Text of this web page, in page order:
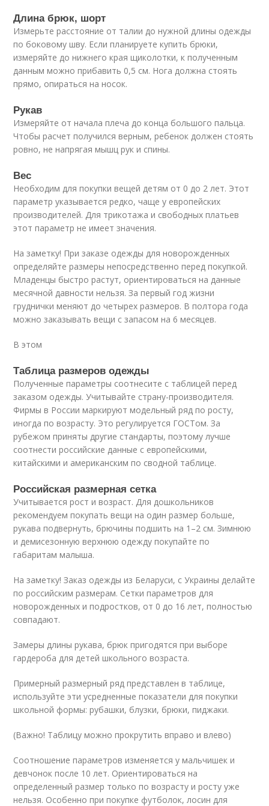
Длина брюк, шорт
Измерьте расстояние от талии до нужной длины одежды
по боковому шву. Если планируете купить брюки,
измеряйте до нижнего края щиколотки, к полученным
данным можно прибавить 0,5 см. Нога должна стоять
прямо, опираться на носок.
Рукав
Измеряйте от начала плеча до конца большого пальца.
Чтобы расчет получился верным, ребенок должен стоять
ровно, не напрягая мышц рук и спины.
Вес
Необходим для покупки вещей детям от 0 до 2 лет. Этот
параметр указывается редко, чаще у европейских
производителей. Для трикотажа и свободных платьев
этот параметр не имеет значения.
На заметку! При заказе одежды для новорожденных
определяйте размеры непосредственно перед покупкой.
Младенцы быстро растут, ориентироваться на данные
месячной давности нельзя. За первый год жизни
груднички меняют до четырех размеров. В полтора года
можно заказывать вещи с запасом на 6 месяцев.
В этом
Таблица размеров одежды
Полученные параметры соотнесите с таблицей перед
заказом одежды. Учитывайте страну-производителя.
Фирмы в России маркируют модельный ряд по росту,
иногда по возрасту. Это регулируется ГОСТом. За
рубежом приняты другие стандарты, поэтому лучше
соотнести российские данные с европейскими,
китайскими и американским по сводной таблице.
Российская размерная сетка
Учитывается рост и возраст. Для дошкольников
рекомендуем покупать вещи на один размер больше,
рукава подвернуть, брючины подшить на 1–2 см. Зимнюю
и демисезонную верхнюю одежду покупайте по
габаритам малыша.
На заметку! Заказ одежды из Беларуси, с Украины делайте
по российским размерам. Сетки параметров для
новорожденных и подростков, от 0 до 16 лет, полностью
совпадают.
Замеры длины рукава, брюк пригодятся при выборе
гардероба для детей школьного возраста.
Примерный размерный ряд представлен в таблице,
используйте эти усредненные показатели для покупки
школьной формы: рубашки, блузки, брюки, пиджаки.
(Важно! Таблицу можно прокрутить вправо и влево)
Соотношение параметров изменяется у мальчишек и
девчонок после 10 лет. Ориентироваться на
определенный размер только по возрасту и росту уже
нельзя. Особенно при покупке футболок, лосин для